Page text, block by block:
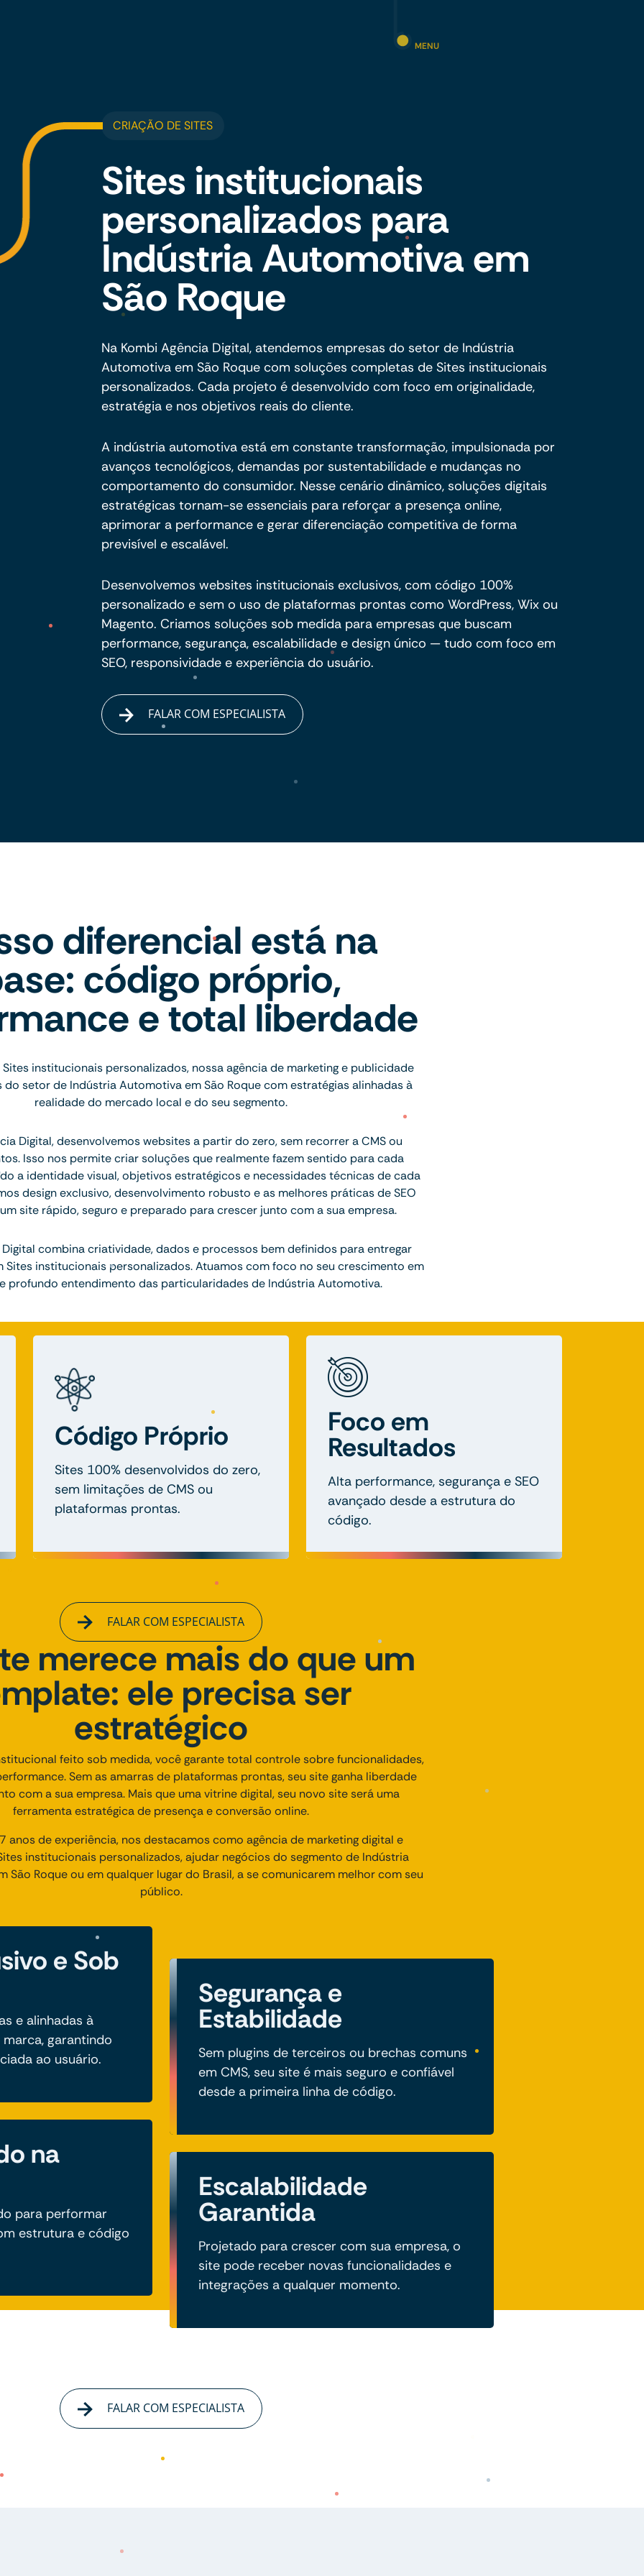
MENU
CRIAÇÃO DE SITES
Sites institucionais
personalizados para
Indústria Automotiva em
São Roque
Na Kombi Agência Digital, atendemos empresas do setor de Indústria
Automotiva em São Roque com soluções completas de Sites institucionais
personalizados. Cada projeto é desenvolvido com foco em originalidade,
estratégia e nos objetivos reais do cliente.
A indústria automotiva está em constante transformação, impulsionada por
avanços tecnológicos, demandas por sustentabilidade e mudanças no
comportamento do consumidor. Nesse cenário dinâmico, soluções digitais
estratégicas tornam-se essenciais para reforçar a presença online,
aprimorar a performance e gerar diferenciação competitiva de forma
previsível e escalável.
Desenvolvemos websites institucionais exclusivos, com código 100%
personalizado e sem o uso de plataformas prontas como WordPress, Wix ou
Magento. Criamos soluções sob medida para empresas que buscam
performance, segurança, escalabilidade e design único — tudo com foco em
SEO, responsividade e experiência do usuário.
FALAR COM ESPECIALISTA
diferencial está na
código próprio,
e total liberdade
institucionais personalizados, nossa agência de marketing e publicidade
do setor de Indústria Automotiva em São Roque com estratégias alinhadas à
realidade do mercado local e do seu segmento.
Digital, desenvolvemos websites a partir do zero, sem recorrer a CMS ou
Isso nos permite criar soluções que realmente fazem sentido para cada
a identidade visual, objetivos estratégicos e necessidades técnicas de cada
design exclusivo, desenvolvimento robusto e as melhores práticas de SEO
site rápido, seguro e preparado para crescer junto com a sua empresa.
Digital combina criatividade, dados e processos bem definidos para entregar
Sites institucionais personalizados. Atuamos com foco no seu crescimento em
profundo entendimento das particularidades de Indústria Automotiva.
Código Próprio
Sites 100% desenvolvidos do zero,
sem limitações de CMS ou
plataformas prontas.
Foco em
Resultados
Alta performance, segurança e SEO
avançado desde a estrutura do
código.
FALAR COM ESPECIALISTA
merece mais do que um
ele precisa ser
estratégico
feito sob medida, você garante total controle sobre funcionalidades,
Sem as amarras de plataformas prontas, seu site ganha liberdade
com a sua empresa. Mais que uma vitrine digital, seu novo site será uma
ferramenta estratégica de presença e conversão online.
anos de experiência, nos destacamos como agência de marketing digital e
institucionais personalizados, ajudar negócios do segmento de Indústria
São Roque ou em qualquer lugar do Brasil, a se comunicarem melhor com seu
público.
e Sob
e alinhadas à
garantindo
ao usuário.
na
para performar
estrutura e código
Segurança e
Estabilidade
Sem plugins de terceiros ou brechas comuns
em CMS, seu site é mais seguro e confiável
desde a primeira linha de código.
Escalabilidade
Garantida
Projetado para crescer com sua empresa, o
site pode receber novas funcionalidades e
integrações a qualquer momento.
FALAR COM ESPECIALISTA